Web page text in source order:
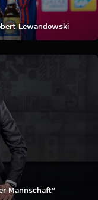
Lewandowski
Mannschaft“